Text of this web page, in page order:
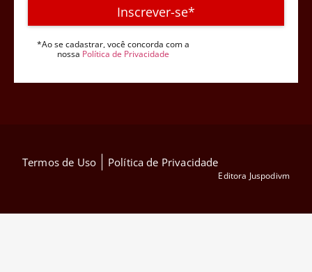
Inscrever-se*
*Ao se cadastrar, você concorda com a
nossa Política de Privacidade
Termos de Uso Política de Privacidade
Editora Juspodivm